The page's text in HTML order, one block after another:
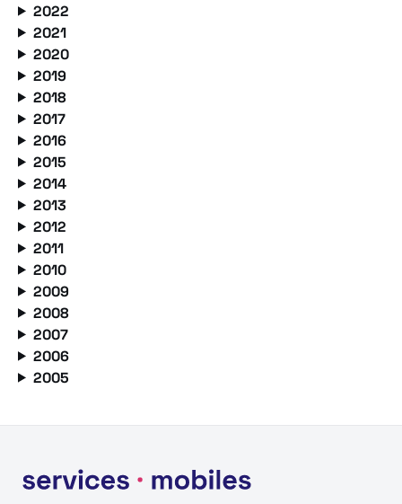
2022
2021
2020
2019
2018
2017
2016
2015
2014
2013
2012
2011
2010
2009
2008
2007
2006
2005